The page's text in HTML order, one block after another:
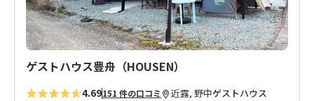
ゲストハウス豊舟（HOUSEN）
4.69151 件の口コミ 近露, 野中ゲストハウス